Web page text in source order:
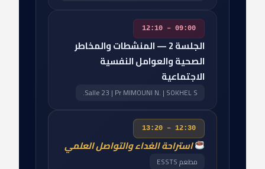
09:00 – 12:10
الجلسة 2 — المنشطات والمخاطر
الصحية والعوامل النفسية
الاجتماعية
Salle 23 | Pr MIMOUNI N. | SOKHEL S.
12:30 – 13:20
استراحة الغداء والتواصل العلمي
مطعم ESSTS